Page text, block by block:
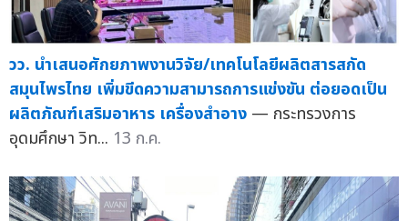
วว. นำเสนอศักยภาพงานวิจัย/เทคโนโลยีผลิตสารสกัด
สมุนไพรไทย เพิ่มขีดความสามารถการแข่งขัน ต่อยอดเป็น
ผลิตภัณฑ์เสริมอาหาร เครื่องสำอาง — กระทรวงการ
อุดมศึกษา วิท... 13 ก.ค.